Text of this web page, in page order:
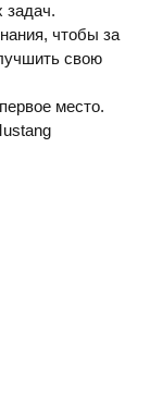
задач.
чтобы за
свою
место.